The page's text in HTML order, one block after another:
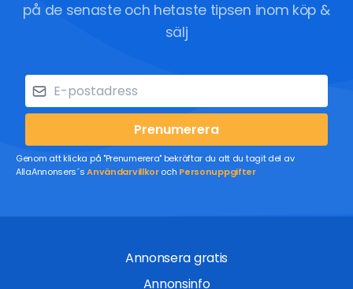
på de senaste och hetaste tipsen inom köp &
sälj
Prenumerera
Genom att klicka på "Prenumerera" bekräftar du att du tagit del av
AllaAnnonsers´sAnvändarvillkoroch Personuppgifter
Annonsera gratis
Annonsinfo